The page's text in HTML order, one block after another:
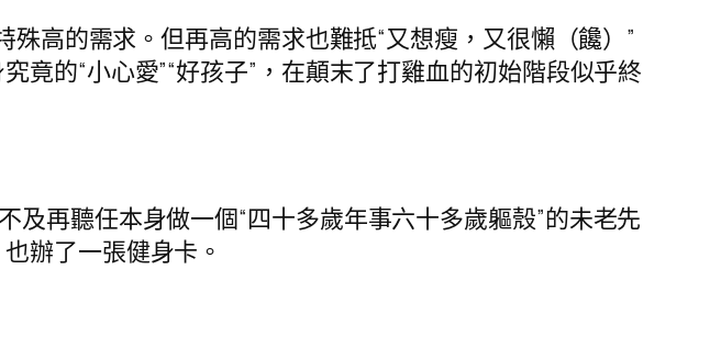
高的需求。但再高的需求也難抵“又想瘦，又很懶（饞）”
的“小心愛”“好孩子”，在顛末了打雞血的初始階段似乎終
再聽任本身做一個“四十多歲年事六十多歲軀殼”的未老先
辦了一張健身卡。